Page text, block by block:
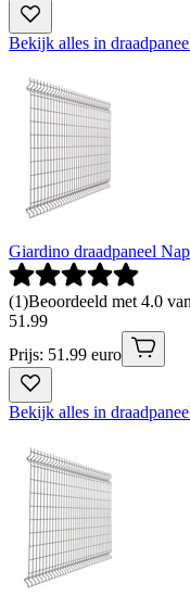
Bekijk alles in
Giardino draadpaneel
(1)Beoordeeld met 4.0
51 .99
Prijs: 51.99 euro
Bekijk alles in